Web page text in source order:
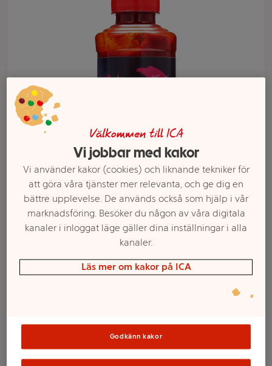
200g ICA Asia
Välj butik och handla
Sortimentet kan variera mellan butikerna
Välkommen till ICA
Vi jobbar med kakor
Vi använder kakor (cookies) och liknande tekniker för
att göra våra tjänster mer relevanta, och ge dig en
bättre upplevelse. De används också som hjälp i vår
marknadsföring. Besöker du någon av våra digitala
kanaler i inloggat läge gäller dina inställningar i alla
kanaler.
Läs mer om kakor på ICA
Godkänn kakor